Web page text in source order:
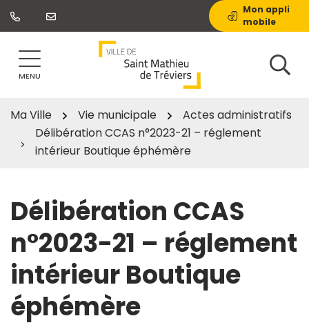
Aller
Mon appli
mobile
MENU
Ma Ville Vie municipale
Actes administratifs
Délibération CCAS n°2023-21 – réglement
intérieur Boutique éphémère
Délibération CCAS
n°2023-21 – réglement
intérieur Boutique
éphémère